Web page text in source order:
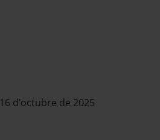
16 d’octubre de 2025